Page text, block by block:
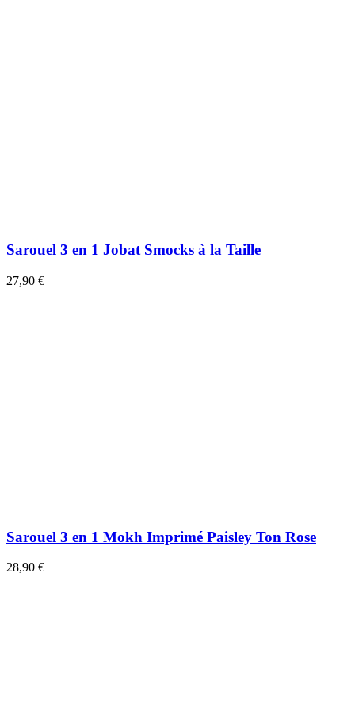
Sarouel 3 en 1 Jobat Smocks à la Taille
27,90 €
Sarouel 3 en 1 Mokh Imprimé Paisley Ton Rose
28,90 €